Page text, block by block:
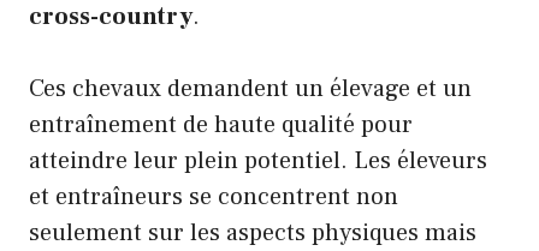
cross-country.
Ces chevaux demandent un élevage et un
entraînement de haute qualité pour
atteindre leur plein potentiel. Les éleveurs
et entraîneurs se concentrent non
seulement sur les aspects physiques mais